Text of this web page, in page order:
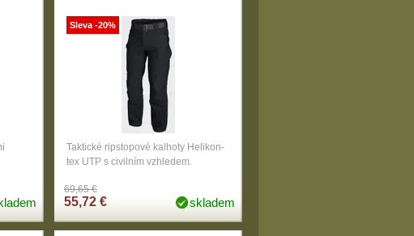
Taktické ripstopové kalhoty Helikon-
tex UTP s civilním vzhledem.
69,65 €
55,72 € skladem
Sleva -20%